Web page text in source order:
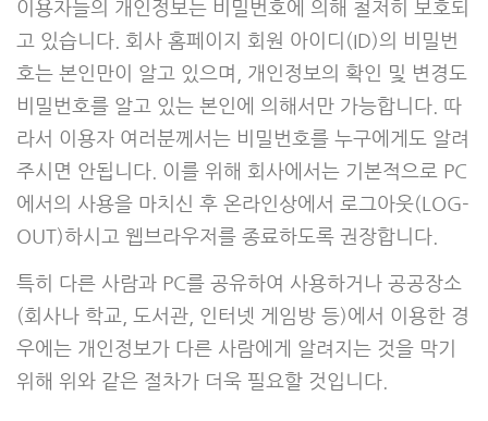
이용자들의 개인정보는 비밀번호에 의해 철저히 보호되
고 있습니다. 회사 홈페이지 회원 아이디(ID)의 비밀번
호는 본인만이 알고 있으며, 개인정보의 확인 및 변경도
비밀번호를 알고 있는 본인에 의해서만 가능합니다. 따
라서 이용자 여러분께서는 비밀번호를 누구에게도 알려
주시면 안됩니다. 이를 위해 회사에서는 기본적으로 PC
에서의 사용을 마치신 후 온라인상에서 로그아웃(LOG-
OUT)하시고 웹브라우저를 종료하도록 권장합니다.
특히 다른 사람과 PC를 공유하여 사용하거나 공공장소
(회사나 학교, 도서관, 인터넷 게임방 등)에서 이용한 경
우에는 개인정보가 다른 사람에게 알려지는 것을 막기
위해 위와 같은 절차가 더욱 필요할 것입니다.